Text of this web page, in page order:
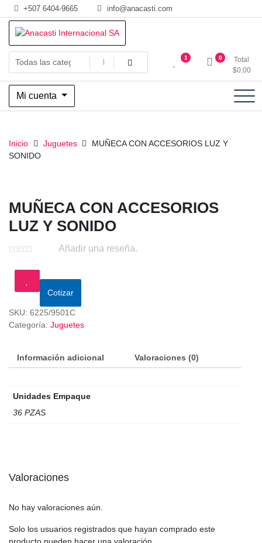
Saltar
al
contenido
+507 6404-9665 info@anacasti.com
Anacasti Internacional SA
Ventas de productos al por mayor de flores y plantas. juguetes,
navidad, religioso y adornos
1 0
Total
$0.00
Mi cuenta
Inicio Juguetes
MUÑECA CON ACCESORIOS LUZ Y
SONIDO
MUÑECA CON ACCESORIOS
LUZ Y SONIDO
Añadir una reseña.
Cotizar
SKU: 6225/9501C
Categoría: Juguetes
Información adicional Valoraciones (0)
Unidades Empaque
36 PZAS
Valoraciones
No hay valoraciones aún.
Solo los usuarios registrados que hayan comprado este